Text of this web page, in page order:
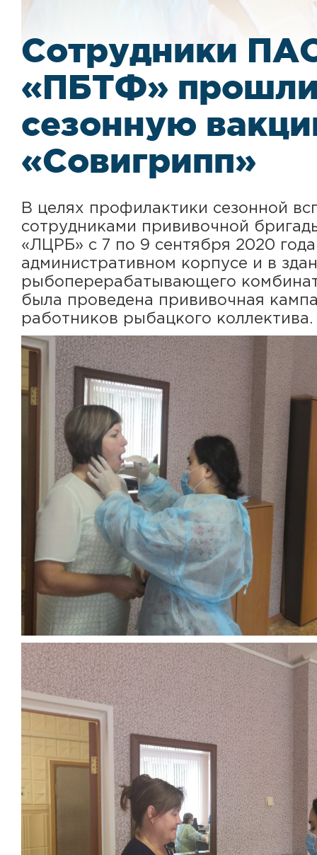
Сотрудники
«ПБТФ»
сезонную
«Совигрипп»
В целях профилактики сезонной
сотрудниками прививочной
«ЛЦРБ» с 7 по 9 сентября 2020
административном корпусе и в
рыбоперерабатывающего
была проведена прививочная
работников рыбацкого коллектива.